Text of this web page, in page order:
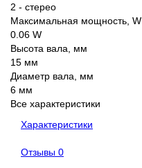
2 - стерео
Максимальная мощность, W
0.06 W
Высота вала, мм
15 мм
Диаметр вала, мм
6 мм
Все характеристики
Характеристики
Отзывы 0